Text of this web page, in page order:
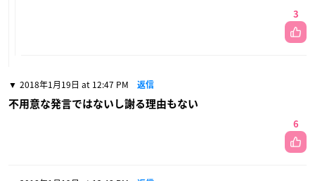
3
2018年1月19日 at 12:47 PM 返信
不用意な発言ではないし謝る理由もない
6